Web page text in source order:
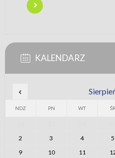
KALENDARZ
‹
NDZ PN WT ŚR
2
3 4 5
9
10 11